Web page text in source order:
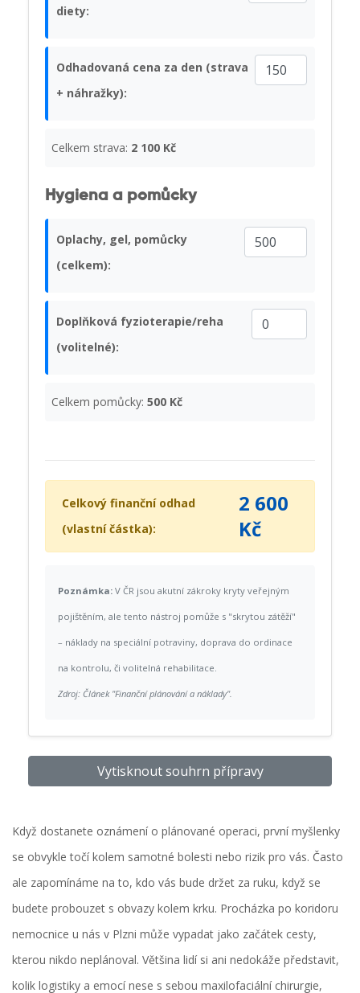
diety:
Odhadovaná cena za den (strava
+ náhražky):
Celkem strava: 2 100 Kč
Hygiena a pomůcky
Oplachy, gel, pomůcky
(celkem):
Doplňková fyzioterapie/reha
(volitelné):
Celkem pomůcky: 500 Kč
Celkový finanční odhad
(vlastní částka):
2 600
Kč
Poznámka: V ČR jsou akutní zákroky kryty veřejným
pojištěním, ale tento nástroj pomůže s "skrytou zátěží"
– náklady na speciální potraviny, doprava do ordinace
na kontrolu, či volitelná rehabilitace.
Zdroj: Článek "Finanční plánování a náklady".
Vytisknout souhrn přípravy
Když dostanete oznámení o plánované operaci, první myšlenky
se obvykle točí kolem samotné bolesti nebo rizik pro vás. Často
ale zapomínáme na to, kdo vás bude držet za ruku, když se
budete probouzet s obvazy kolem krku. Procházka po koridoru
nemocnice u nás v Plzni může vypadat jako začátek cesty,
kterou nikdo neplánoval. Většina lidí si ani nedokáže představit,
kolik logistiky a emocí nese s sebou maxilofaciální chirurgie,